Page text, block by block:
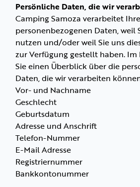
Persönliche Daten, die wir
Camping Samoza verarbeitet Ihre
personenbezogenen Daten, weil
nutzen und/oder weil Sie uns
zur Verfügung gestellt haben.
Sie einen Überblick über die
Daten, die wir verarbeiten
Vor- und Nachname
Geschlecht
Geburtsdatum
Adresse und Anschrift
Telefon-Nummer
E-Mail Adresse
Registriernummer
Bankkontonummer